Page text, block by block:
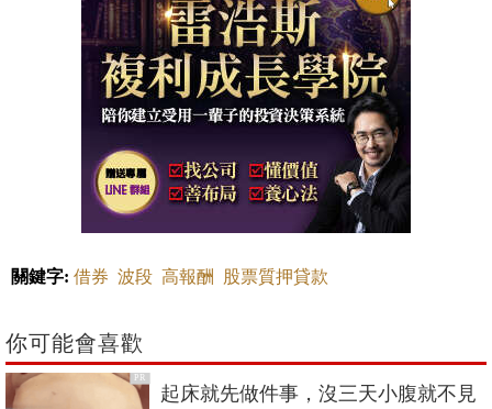
關鍵字: 借券 波段 高報酬 股票質押貸款
你可能會喜歡
PR
起床就先做件事，沒三天小腹就不見